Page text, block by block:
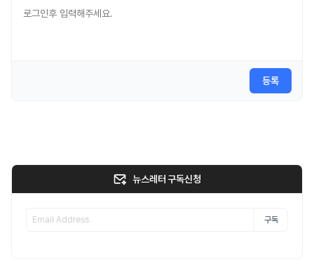
등록
뉴스레터 구독신청
구독